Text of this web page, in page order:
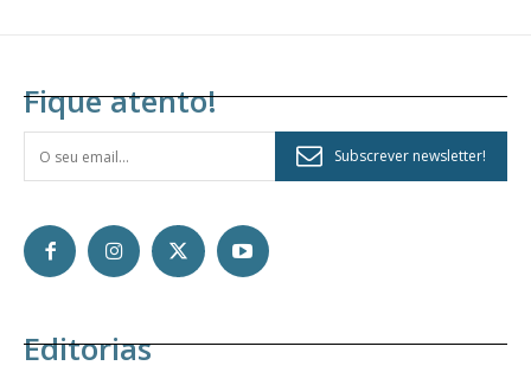
Fique atento!
Subscrever newsletter!
Editorias